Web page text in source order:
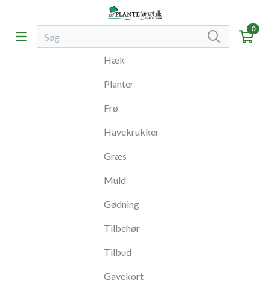
0
Hæk
Planter
Frø
Havekrukker
Græs
Muld
Gødning
Tilbehør
Tilbud
Gavekort